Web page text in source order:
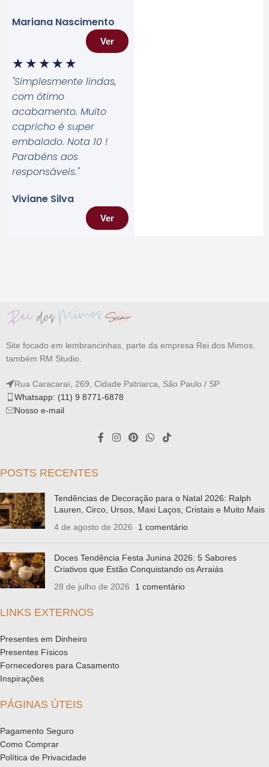
Mariana Nascimento
Ver
★ ★ ★ ★ ★
"Simplesmente lindas,
com ótimo
acabamento. Muito
capricho é super
embalado. Nota 10 !
Parabéns aos
responsáveis."
Viviane Silva
Ver
Site focado em lembrancinhas, parte da empresa Rei dos Mimos,
também RM Studio.
Rua Caracaraí, 269, Cidade Patriarca, São Paulo / SP
Whatsapp: (11) 9 8771-6878
Nosso e-mail
POSTS RECENTES
Tendências de Decoração para o Natal 2026: Ralph
Lauren, Circo, Ursos, Maxi Laços, Cristais e Muito Mais
4 de agosto de 2026
1 comentário
Doces Tendência Festa Junina 2026: 5 Sabores
Criativos que Estão Conquistando os Arraiás
28 de julho de 2026
1 comentário
LINKS EXTERNOS
Presentes em Dinheiro
Presentes Físicos
Fornecedores para Casamento
Inspirações
PÁGINAS ÚTEIS
Pagamento Seguro
Como Comprar
Política de Privacidade